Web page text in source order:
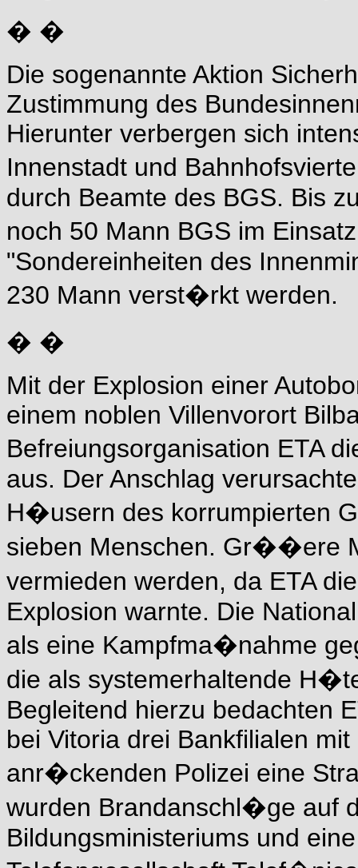
� �
Die sogenannte Aktion
Zustimmung des
Hierunter verbergen sich
Innenstadt und
durch Beamte des BGS. Bis
noch 50 Mann BGS im
"Sondereinheiten des
230 Mann verst�rkt werden.
� �
Mit der Explosion einer
einem noblen Villenvorort
Befreiungsorganisation ETA
aus. Der Anschlag
H�usern des korrumpierten
sieben Menschen. Gr��ere
vermieden werden, da ETA
Explosion warnte. Die
als eine Kampfma�nahme
die als systemerhaltende
Begleitend hierzu bedachten
bei Vitoria drei Bankfilialen
anr�ckenden Polizei eine
wurden Brandanschl�ge auf
Bildungsministeriums und